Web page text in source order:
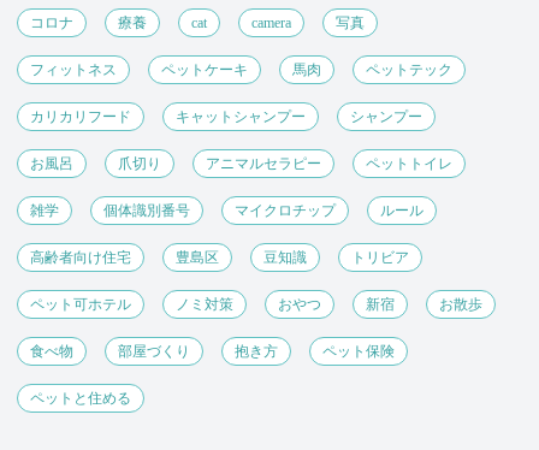
コロナ 療養 cat camera 写真
フィットネス ペットケーキ 馬肉 ペットテック
カリカリフード キャットシャンプー シャンプー
お風呂 爪切り アニマルセラピー ペットトイレ
雑学 個体識別番号 マイクロチップ ルール
高齢者向け住宅 豊島区 豆知識 トリビア
ペット可ホテル ノミ対策 おやつ 新宿 お散歩
食べ物 部屋づくり 抱き方 ペット保険
ペットと住める